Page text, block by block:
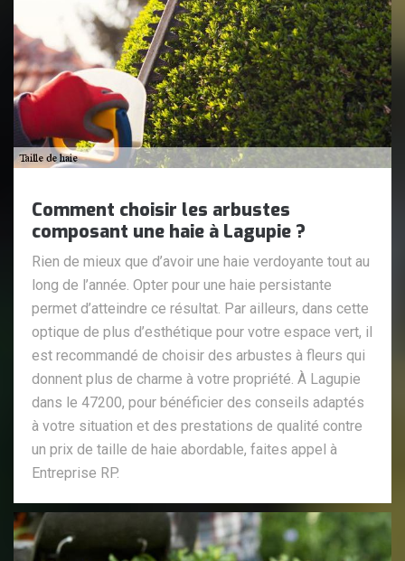
Comment choisir les arbustes
composant une haie à Lagupie ?
Rien de mieux que d’avoir une haie verdoyante tout au
long de l’année. Opter pour une haie persistante
permet d’atteindre ce résultat. Par ailleurs, dans cette
optique de plus d’esthétique pour votre espace vert, il
est recommandé de choisir des arbustes à fleurs qui
donnent plus de charme à votre propriété. À Lagupie
dans le 47200, pour bénéficier des conseils adaptés
à votre situation et des prestations de qualité contre
un prix de taille de haie abordable, faites appel à
Entreprise RP.